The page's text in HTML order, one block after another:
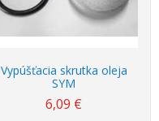
Vypúšťacia skrutka oleja
SYM
6,09 €